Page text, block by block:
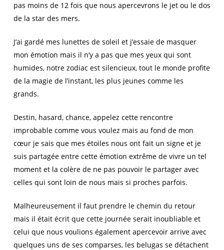
pas moins de 12 fois que nous apercevrons le jet ou le dos
de la star des mers.
J’ai gardé mes lunettes de soleil et j’essaie de masquer
mon émotion mais il n’y a pas que mes yeux qui sont
humides, notre zodiac est silencieux, tout le monde profite
de la magie de l’instant, les plus jeunes comme les
grands.
Destin, hasard, chance, appelez cette rencontre
improbable comme vous voulez mais au fond de mon
cœur je sais que mes étoiles nous ont fait un signe et je
suis partagée entre cette émotion extrême de vivre un tel
moment et la colère de ne pas pouvoir le partager avec
celles qui sont loin de nous mais si proches parfois.
Malheureusement il faut prendre le chemin du retour
mais il était écrit que cette journée serait inoubliable et
celui que nous voulions également apercevoir arrive avec
quelques uns de ses comparses, les belugas se détachent